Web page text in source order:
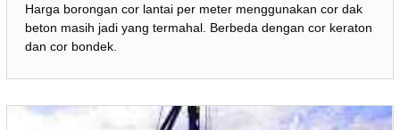
Harga borongan cor lantai per meter menggunakan cor dak
beton masih jadi yang termahal. Berbeda dengan cor keraton
dan cor bondek.